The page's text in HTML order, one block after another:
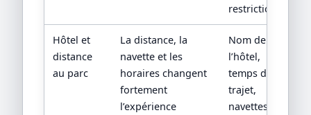
restrictions.
Hôtel et
distance
au parc
La distance, la
navette et les
horaires changent
fortement
l’expérience
Nom de
l’hôtel,
temps de
trajet,
navettes